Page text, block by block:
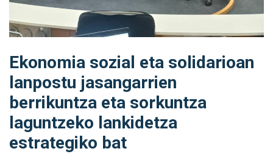
Ekonomia sozial eta solidarioan
lanpostu jasangarrien
berrikuntza eta sorkuntza
laguntzeko lankidetza
estrategiko bat